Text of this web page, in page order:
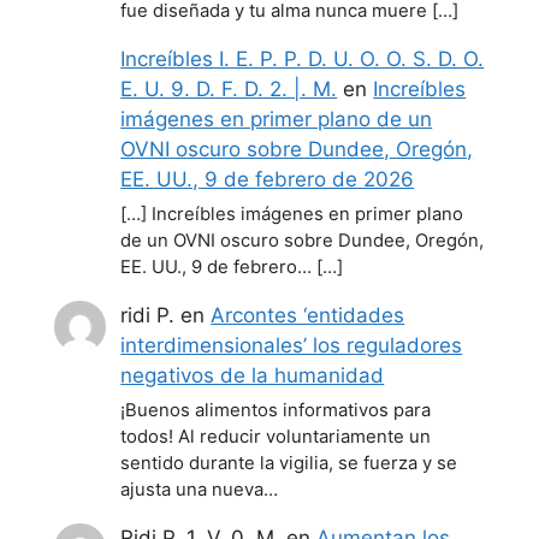
fue diseñada y tu alma nunca muere […]
Increíbles I. E. P. P. D. U. O. O. S. D. O.
E. U. 9. D. F. D. 2. |. M. en Increíbles
imágenes en primer plano de un
OVNI oscuro sobre Dundee, Oregón,
EE. UU., 9 de febrero de 2026
[…] Increíbles imágenes en primer plano
de un OVNI oscuro sobre Dundee, Oregón,
EE. UU., 9 de febrero… […]
ridi P. enArcontes ‘entidades
interdimensionales’ los reguladores
negativos de la humanidad
¡Buenos alimentos informativos para
todos! Al reducir voluntariamente un
sentido durante la vigilia, se fuerza y se
ajusta una nueva…